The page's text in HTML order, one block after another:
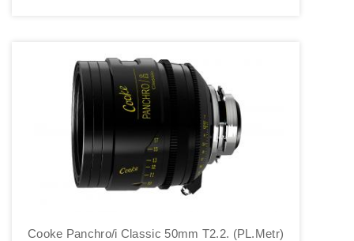
Cooke Panchro/i Classic 50mm T2.2. (PL.Metr)